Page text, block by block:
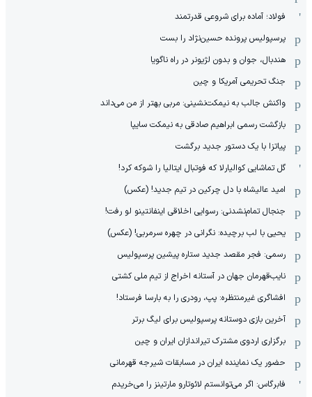
فولاد؛ آماده برای شروعی قدرتمند
پرسپولیس پرونده حسین‌نژاد را بست
هندبال، جوان و بدون لژیونر در راه ناگویا
جنگ تحریمی آمریکا و چین
واکنش جالب به نیمکت‌نشینی: مربی بهتر از من می‌داند
بازگشت رسمی ابراهیم صادقی به نیمکت سایپا
پیاتزا با یک دستور جدید برگشت
گل تماشایی کوالیارلا که فوتبال ایتالیا را شوکه کرد!
امید عالیشاه با دل چرکین در تیم جدید! (عکس)
جنجال تمام‌نشدنی:‌ رسوایی اخلاقی اینفانتینو لو رفت!
یحیی با لب برچیده: نگرانی در چهره سرمربی! (عکس)
رسمی: فجر مقصد جدید ستاره پیشین پرسپولیس
نایب‌قهرمان جهان در آستانه اخراج از تیم ملی کشتی
افشاگری غیرمنتظره: پپ، رودری را به بارسا فرستاد!
آخرین بازی دوستانه پرسپولیس برای لیگ برتر
برگزاری اردوی مشترک تیراندازان ایران و چین
حضور یک نماینده ایران در مسابقات شیرجه قهرمانی
فابرگاس: اگر می‌توانستم لائوتارو مارتینز را می‌خریدم